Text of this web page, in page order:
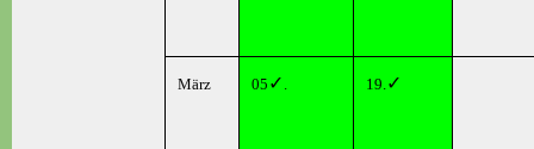
März 05 ✓ . 19.✓